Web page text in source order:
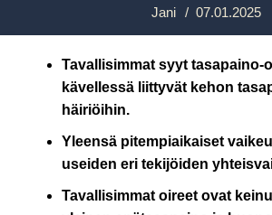
Jani / 07.01.2025
Tavallisimmat syyt tasapaino-
kävellessä liittyvät kehon
häiriöihin.
Yleensä pitempiaikaiset
useiden eri tekijöiden
Tavallisimmat oireet ovat